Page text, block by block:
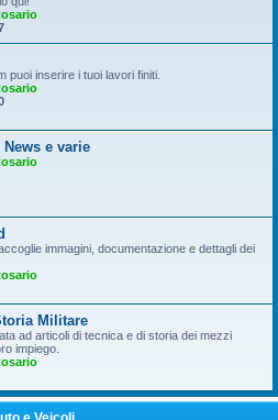
puoi inserire i tuoi lavori finiti.
e varie
immagini, documentazione e dettagli dei
Militare
ad articoli di tecnica e di storia dei mezzi
impiego.